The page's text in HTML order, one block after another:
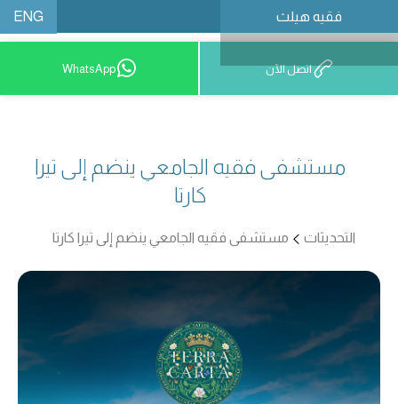
فقيه هيلث ENG
احجز موعدًا اتصل الآن WhatsApp
مستشفى فقيه الجامعي ينضم إلى تيرا
كارتا
التحديثات مستشفى فقيه الجامعي ينضم إلى تيرا كارتا